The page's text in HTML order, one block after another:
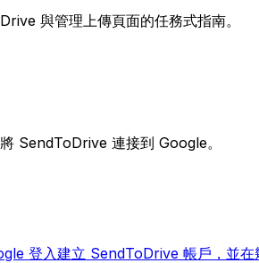
與管理上傳頁面的任務式指南。
SendToDrive 連接到 Google。
登入建立 SendToDrive 帳戶，並